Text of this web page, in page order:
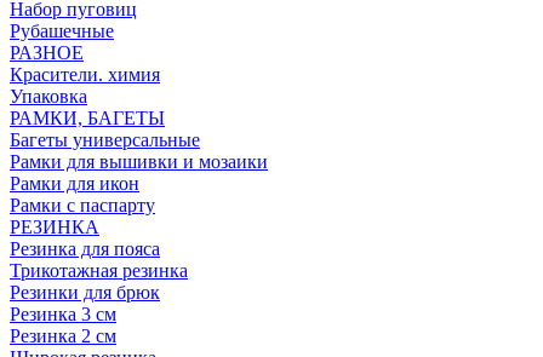
Набор пуговиц
Рубашечные
РАЗНОЕ
Красители. химия
Упаковка
РАМКИ, БАГЕТЫ
Багеты универсальные
Рамки для вышивки и мозаики
Рамки для икон
Рамки с паспарту
РЕЗИНКА
Резинка для пояса
Трикотажная резинка
Резинки для брюк
Резинка 3 см
Резинка 2 см